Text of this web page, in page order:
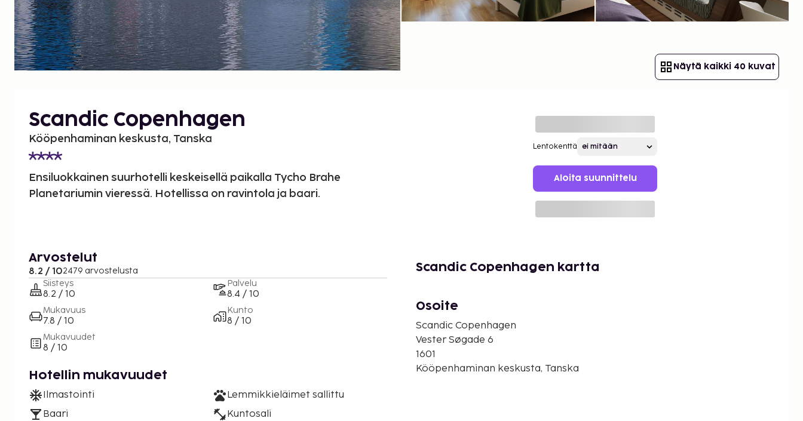
Näytä kaikki 40 kuvat
Scandic Copenhagen
Kööpenhaminan keskusta, Tanska
Ensiluokkainen suurhotelli keskeisellä paikalla Tycho Brahe
Planetariumin vieressä. Hotellissa on ravintola ja baari.
Lentokenttä
Aloita suunnittelu
Arvostelut
8.2 / 102479 arvostelusta
Siisteys
8.2 / 10
Mukavuus
7.8 / 10
Mukavuudet
8 / 10
Palvelu
8.4 / 10
Kunto
8 / 10
Hotellin mukavuudet
Ilmastointi
Baari
Lemmikkieläimet sallittu
Kuntosali
Scandic Copenhagen kartta
Osoite
Scandic Copenhagen
Vester Søgade 6
1601
Kööpenhaminan keskusta, Tanska